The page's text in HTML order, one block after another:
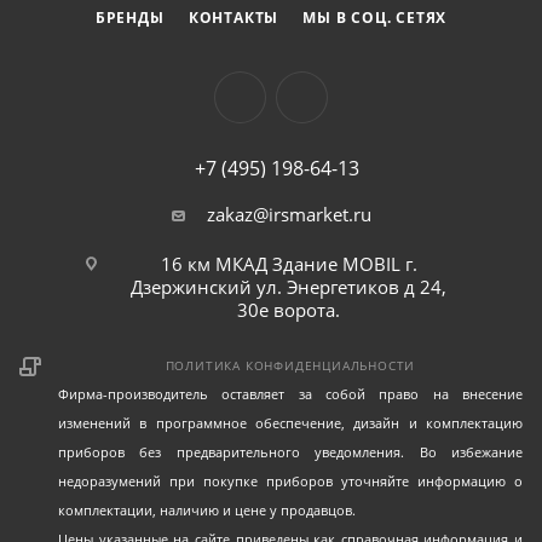
БРЕНДЫ
КОНТАКТЫ МЫ В СОЦ. СЕТЯХ
+7 (495) 198-64-13
zakaz@irsmarket.ru
16 км МКАД Здание MOBIL г.
Дзержинский ул. Энергетиков д 24,
30е ворота.
ПОЛИТИКА КОНФИДЕНЦИАЛЬНОСТИ
Фирма-производитель оставляет за собой право на внесение
изменений в программное обеспечение, дизайн и комплектацию
приборов без предварительного уведомления. Во избежание
недоразумений при покупке приборов уточняйте информацию о
комплектации, наличию и цене у продавцов.